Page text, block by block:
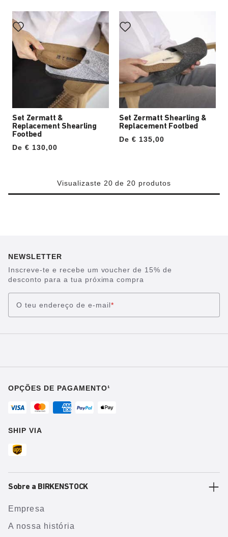
Set Zermatt &
Replacement Shearling
Footbed
De € 130,00
Set Zermatt Shearling &
Replacement Footbed
De € 135,00
Visualizaste 20 de 20 produtos
NEWSLETTER
Inscreve-te e recebe um voucher de 15% de
desconto para a tua próxima compra
O teu endereço de e-mail*
OPÇÕES DE PAGAMENTO¹
SHIP VIA
Sobre a BIRKENSTOCK
Empresa
A nossa história